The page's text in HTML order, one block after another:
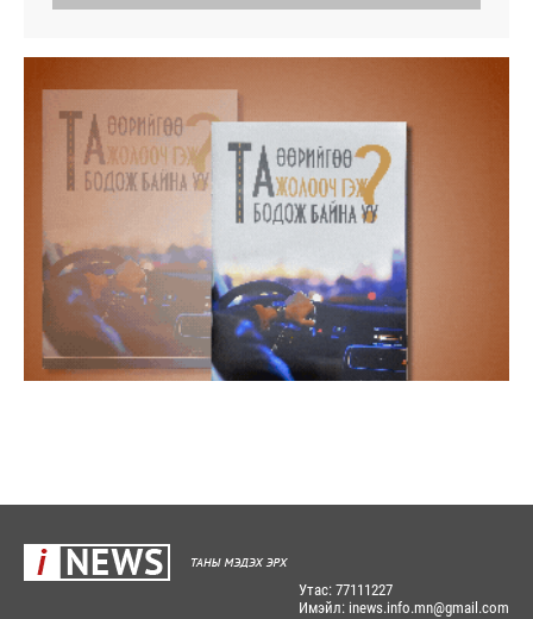
Утас: 77111227
Имэйл: inews.info.mn@gmail.com